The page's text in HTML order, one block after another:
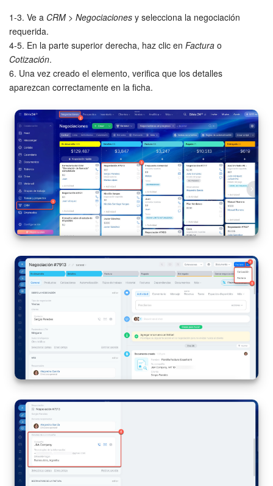
1-3. Ve a CRM > Negociaciones y selecciona la negociación
requerida.
4-5. En la parte superior derecha, haz clic en Factura o
Cotización.
6. Una vez creado el elemento, verifica que los detalles
aparezcan correctamente en la ficha.